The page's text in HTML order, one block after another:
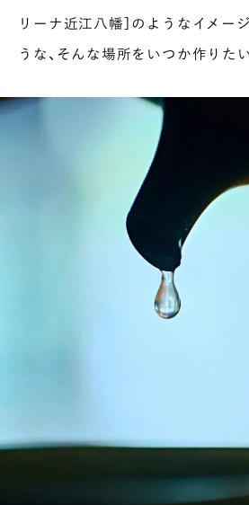
リーナ近江八幡］のようなイメー
うな、そんな場所をいつか作りた